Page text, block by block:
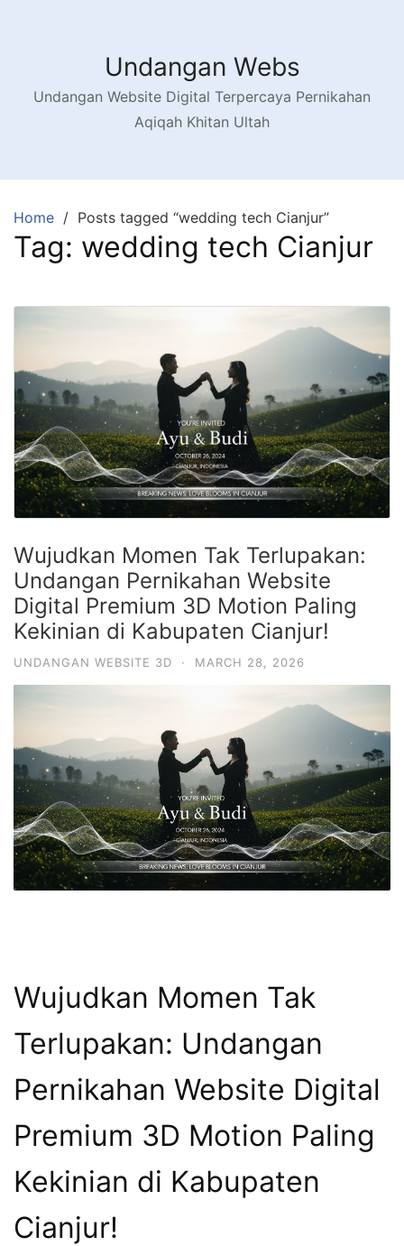
Undangan Webs
Undangan Website Digital Terpercaya Pernikahan
Aqiqah Khitan Ultah
Home Posts tagged “wedding tech Cianjur”
Tag: wedding tech Cianjur
Wujudkan Momen Tak Terlupakan:
Undangan Pernikahan Website
Digital Premium 3D Motion Paling
Kekinian di Kabupaten Cianjur!
UNDANGAN WEBSITE 3D · MARCH 28, 2026
Wujudkan Momen Tak
Terlupakan: Undangan
Pernikahan Website Digital
Premium 3D Motion Paling
Kekinian di Kabupaten
Cianjur!